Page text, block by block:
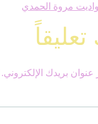
مروة الحمدي
تعليقاً
بريدك الإلكتروني.